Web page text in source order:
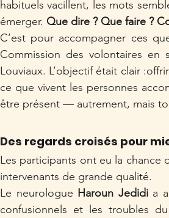
habituels vacillent, les mots
émerger. Que dire ? Que faire ?
C’est pour accompagner ces
Commission des volontaires en
Louviaux. L’objectif était clair
ce que vivent les personnes
être présent — autrement, mais
Des regards croisés pour
Les participants ont eu la chance
intervenants de grande qualité.
Le neurologue Haroun Jedidi a
confusionnels et les troubles